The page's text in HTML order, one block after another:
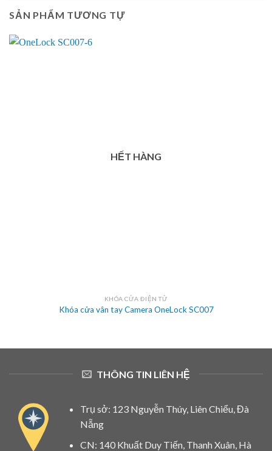
SẢN PHẨM TƯƠNG TỰ
HẾT HÀNG
KHÓA CỬA ĐIỆN TỬ
Khóa cửa vân tay Camera OneLock SC007
THÔNG TIN LIÊN HỆ
Trụ sở: 123 Nguyễn Thúy, Liên Chiểu, Đà
Nẵng
CN: 140 Khuất Duy Tiến, Thanh Xuân, Hà